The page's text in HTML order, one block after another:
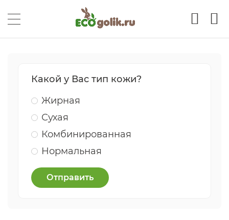
Какой у Вас тип кожи?
Жирная
Сухая
Комбинированная
Нормальная
Отправить